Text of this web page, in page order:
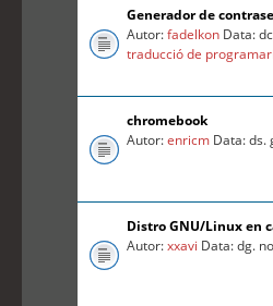
Generador de
Autor:fadelkon Data:
traducció de programari
chromebook
Autor:enricm Data: ds.
Distro GNU/Linux en
Autor:xxavi Data: dg.